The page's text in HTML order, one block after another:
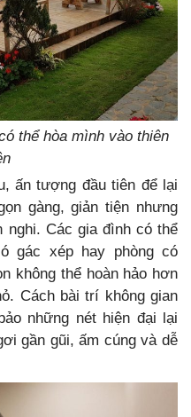
thể hòa mình vào thiên
ấn tượng đầu tiên để lại
gàng, giản tiện nhưng
nghi. Các gia đình có thể
gác xép hay phòng có
không thể hoàn hảo hơn
Cách bài trí không gian
những nét hiện đại lại
gần gũi, ấm cúng và dễ